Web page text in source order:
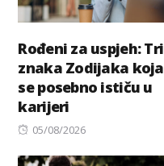
Rođeni za uspjeh: Tri
znaka Zodijaka koja
se posebno ističu u
karijeri
Posted
05/08/2026